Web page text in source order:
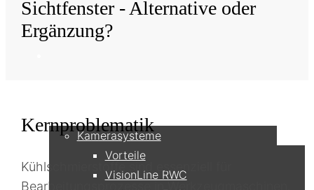
Kamerasysteme
Vorteile
VisionLine RWC
Sichtfenster - Alternative oder
Ergänzung?
Kernproblematik
Kühlschmierstoffe sind essenziell für
Bearbeitungsprozesse in Werkzeugmaschinen.